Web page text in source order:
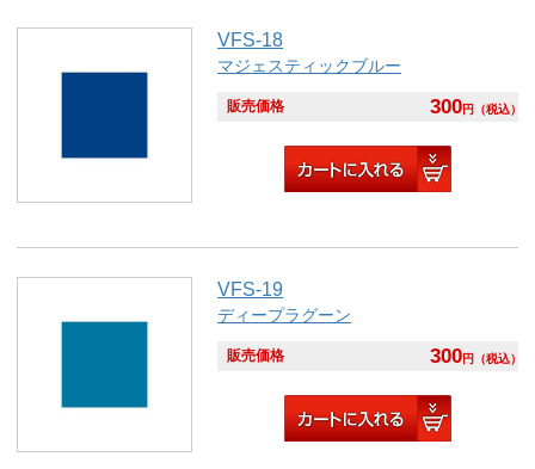
VFS-18
マジェスティックブルー
販売価格 300円 （税込）
VFS-19
ディープラグーン
販売価格 300円 （税込）